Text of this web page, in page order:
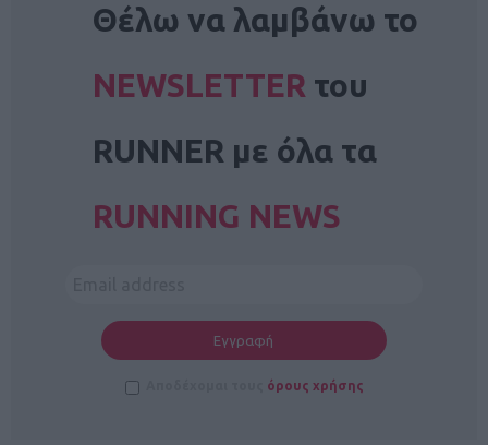
Θέλω να λαμβάνω το
NEWSLETTER του
RUNNER με όλα τα
RUNNING NEWS
όρους χρήσης